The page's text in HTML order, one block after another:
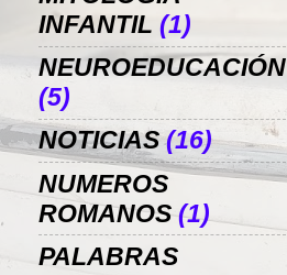
INFANTIL (1)
NEUROEDUCACIÓN
(5)
NOTICIAS (16)
NUMEROS
ROMANOS (1)
PALABRAS